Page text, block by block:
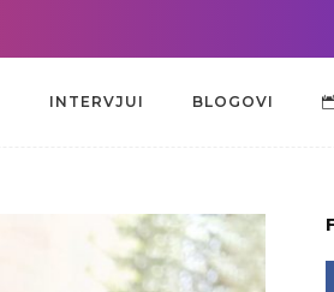
INTERVJUI BLOGOVI